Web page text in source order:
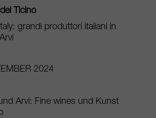
Ticino
grandi produttori italiani in
2024
Arvi: Fine wines und Kunst